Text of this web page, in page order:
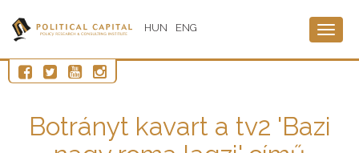
HUN ENG
Botrányt kavart a tv2 'Bazi